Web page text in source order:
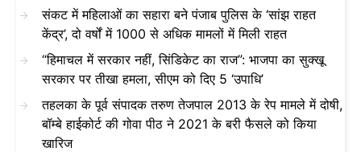
संकट में महिलाओं का सहारा बने पंजाब पुलिस के ‘सांझ राहत
केंद्र’, दो वर्षों में 1000 से अधिक मामलों में मिली राहत
“हिमाचल में सरकार नहीं, सिंडिकेट का राज”: भाजपा का सुक्खू
सरकार पर तीखा हमला, सीएम को दिए 5 ‘उपाधि’
तहलका के पूर्व संपादक तरुण तेजपाल 2013 के रेप मामले में दोषी,
बॉम्बे हाईकोर्ट की गोवा पीठ ने 2021 के बरी फैसले को किया
खारिज